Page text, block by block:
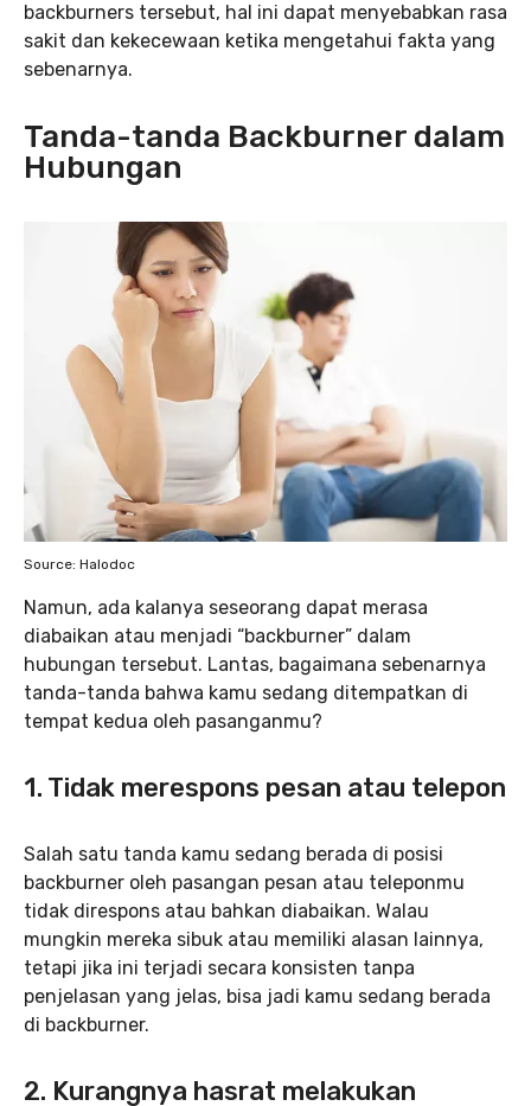
backburners tersebut, hal ini dapat menyebabkan rasa
sakit dan kekecewaan ketika mengetahui fakta yang
sebenarnya.
Tanda-tanda Backburner dalam
Hubungan
Source: Halodoc
Namun, ada kalanya seseorang dapat merasa
diabaikan atau menjadi “backburner” dalam
hubungan tersebut. Lantas, bagaimana sebenarnya
tanda-tanda bahwa kamu sedang ditempatkan di
tempat kedua oleh pasanganmu?
1. Tidak merespons pesan atau telepon
Salah satu tanda kamu sedang berada di posisi
backburner oleh pasangan pesan atau teleponmu
tidak direspons atau bahkan diabaikan. Walau
mungkin mereka sibuk atau memiliki alasan lainnya,
tetapi jika ini terjadi secara konsisten tanpa
penjelasan yang jelas, bisa jadi kamu sedang berada
di backburner.
2. Kurangnya hasrat melakukan